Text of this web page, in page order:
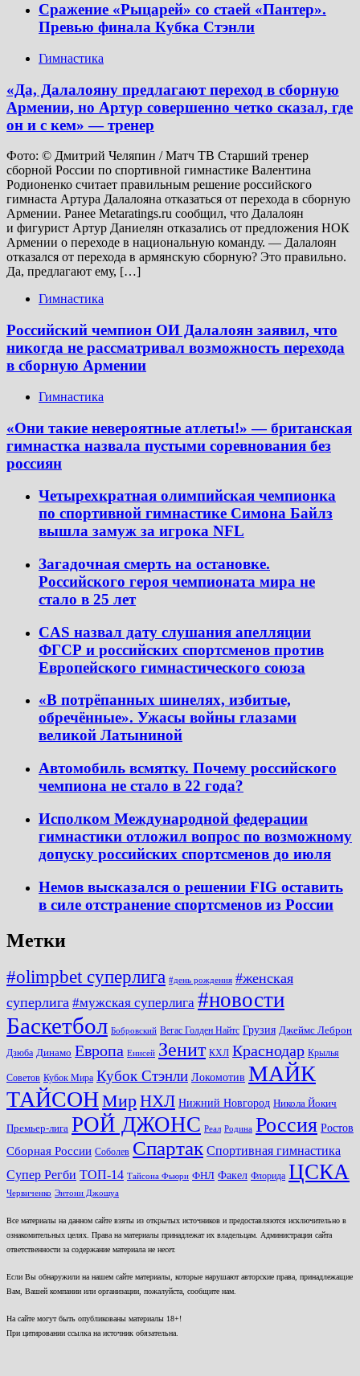
Сражение «Рыцарей» со стаей «Пантер».
Превью финала Кубка Стэнли
Гимнастика
«Да, Далалояну предлагают переход в сборную
Армении, но Артур совершенно четко сказал, где
он и с кем» — тренер
Фото: © Дмитрий Челяпин / Матч ТВ Старший тренер
сборной России по спортивной гимнастике Валентина
Родионенко считает правильным решение российского
гимнаста Артура Далалояна отказаться от перехода в сборную
Армении. Ранее Metaratings.ru сообщил, что Далалоян
и фигурист Артур Даниелян отказались от предложения НОК
Армении о переходе в национальную команду. — Далалоян
отказался от перехода в армянскую сборную? Это правильно.
Да, предлагают ему, […]
Гимнастика
Российский чемпион ОИ Далалоян заявил, что
никогда не рассматривал возможность перехода
в сборную Армении
Гимнастика
«Они такие невероятные атлеты!» — британская
гимнастка назвала пустыми соревнования без
россиян
Четырехкратная олимпийская чемпионка
по спортивной гимнастике Симона Байлз
вышла замуж за игрока NFL
Загадочная смерть на остановке.
Российского героя чемпионата мира не
стало в 25 лет
CAS назвал дату слушания апелляции
ФГСР и российских спортсменов против
Европейского гимнастического союза
«В потрёпанных шинелях, избитые,
обречённые». Ужасы войны глазами
великой Латыниной
Автомобиль всмятку. Почему российского
чемпиона не стало в 22 года?
Исполком Международной федерации
гимнастики отложил вопрос по возможному
допуску российских спортсменов до июля
Немов высказался о решении FIG оставить
в силе отстранение спортсменов из России
Метки
#olimpbet суперлига #день рождения #женская
суперлига #мужская суперлига #новости
Баскетбол Бобровский Вегас Голден Найтс Грузия Джеймс Леброн
Дзюба Динамо Европа Енисей Зенит КХЛ Краснодар Крылья
Советов Кубок Мира Кубок Стэнли Локомотив МАЙК
ТАЙСОНМирНХЛ Нижний Новгород Никола Йокич
Премьер-лига РОЙ ДЖОНС Реал Родина Россия Ростов
Сборная России Соболев Спартак Спортивная гимнастика
Супер Регби ТОП-14 Тайсона Фьюри ФНЛ Факел Флорида ЦСКА
Червиченко Энтони Джошуа
Все материалы на данном сайте взяты из открытых источников и предоставляются исключительно в
ознакомительных целях. Права на материалы принадлежат их владельцам. Администрация сайта
ответственности за содержание материала не несет.
Если Вы обнаружили на нашем сайте материалы, которые нарушают авторские права, принадлежащие
Вам, Вашей компании или организации, пожалуйста, сообщите нам.
На сайте могут быть опубликованы материалы 18+!
При цитировании ссылка на источник обязательна.